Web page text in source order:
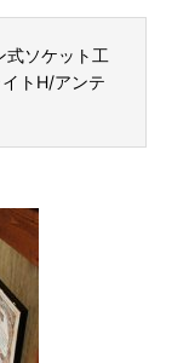
式ソケット工
トH/アンテ